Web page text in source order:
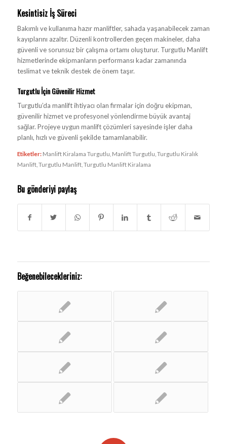
Kesintisiz İş Süreci
Bakımlı ve kullanıma hazır manliftler, sahada yaşanabilecek zaman
kayıplarını azaltır. Düzenli kontrollerden geçen makineler, daha
güvenli ve sorunsuz bir çalışma ortamı oluşturur. Turgutlu Manlift
hizmetlerinde ekipmanların performansı kadar zamanında
teslimat ve teknik destek de önem taşır.
Turgutlu İçin Güvenilir Hizmet
Turgutlu’da manlift ihtiyacı olan firmalar için doğru ekipman,
güvenilir hizmet ve profesyonel yönlendirme büyük avantaj
sağlar. Projeye uygun manlift çözümleri sayesinde işler daha
planlı, hızlı ve güvenli şekilde tamamlanabilir.
Etiketler: Manlift Kiralama Turgutlu Manlift Turgutlu Turgutlu Kiralık
Manlift, Turgutlu Manlift, Turgutlu Manlift Kiralama
Bu gönderiyi paylaş
Beğenebilecekleriniz: